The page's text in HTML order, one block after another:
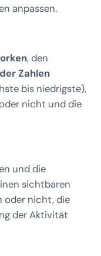
anpassen.
, den
Zahlen
bis niedrigste),
nicht und die
und die
sichtbaren
oder nicht, die
der Aktivität